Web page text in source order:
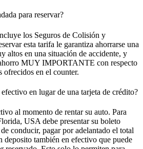
para reservar?
los Seguros de Colisión y
esta tarifa le garantiza ahorrarse una
altos en una situación de accidente, y
MUY IMPORTANTE con respecto
ofrecidos en el counter.
en lugar de una tarjeta de crédito?
al momento de rentar su auto. Para
USA debe presentar su boleto
conducir, pagar por adelantado el total
deposito también en efectivo que puede